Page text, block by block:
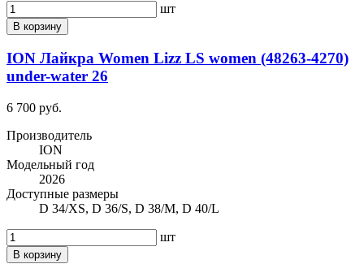
шт
В корзину
ION Лайкра Women Lizz LS women (48263-4270)
under-water 26
6 700 руб.
Производитель
ION
Модельный год
2026
Доступные размеры
D 34/XS, D 36/S, D 38/M, D 40/L
шт
В корзину